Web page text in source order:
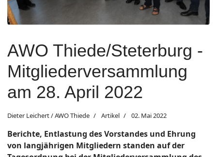
AWO Thiede/Steterburg -
Mitgliederversammlung
am 28. April 2022
Dieter Leichert / AWO Thiede Artikel 02. Mai 2022
Berichte, Entlastung des Vorstandes und Ehrung
von langjährigen Mitgliedern standen auf der